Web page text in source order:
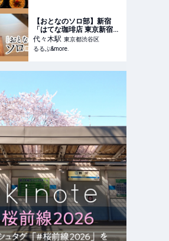
【おとなのソロ部】新宿
「はてな珈琲店 東京新宿
店」で、ひらめきが楽しい
謎解きに没入！｜るるぶ
&more.
代々木駅 東京都渋谷区
るるぶ&more.